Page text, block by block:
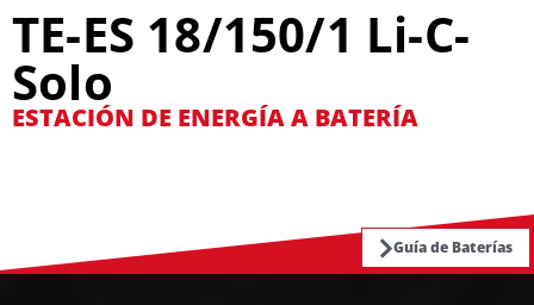
TE-ES 18/150/1 Li-C-
Solo
ESTACIÓN DE ENERGÍA A BATERÍA
Guía de Baterías